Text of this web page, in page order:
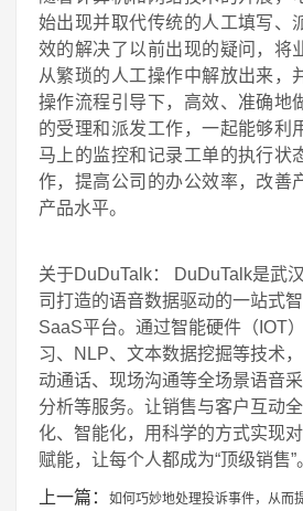
始出现并取代传统的人工填写、
效的解决了以前出现的疑问，将
从繁琐的人工操作中解放出来，
操作流程引导下，高效、准确地
的受理和派发工作，一起能够利
马上的监控和记录工单的执行状
作，提高公司的办公效率，改善
产品水平。
关于DuDuTalk： DuDuTalk是武
司打造的语音数据驱动的一站式
SaaS平台。通过智能硬件（IOT
习、NLP、文本数据挖掘等技术
动通话、现场沟通等全场景语音采
分析等服务。让销售与客户互动
化、智能化，用科学的方式实现
赋能，让每个人都成为“顶级销售”
上一篇：
如何巧妙地处理投诉事件，从而